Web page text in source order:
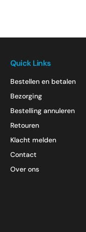
Quick Links
Bestellen en betalen
Bezorging
Bestelling annuleren
Retouren
Klacht melden
Contact
Over ons